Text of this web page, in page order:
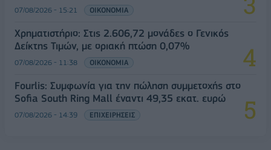
07/08/2026 - 15:21 ΟΙΚΟΝΟΜΙΑ
Χρηματιστήριο: Στις 2.606,72 μονάδες ο Γενικός
Δείκτης Τιμών, με οριακή πτώση 0,07%
07/08/2026 - 11:38 ΟΙΚΟΝΟΜΙΑ
Fourlis: Συμφωνία για την πώληση συμμετοχής στο
Sofia South Ring Mall έναντι 49,35 εκατ. ευρώ
07/08/2026 - 14:39 ΕΠΙΧΕΙΡΗΣΕΙΣ